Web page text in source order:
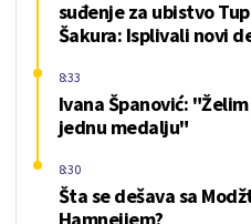
suđenje za ubistvo
Šakura: Isplivali novi
Ivana Španović:
jednu medalju"
8:33
Šta se dešava sa
8:30